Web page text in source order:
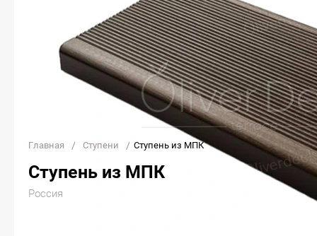
Главная / Ступени / Ступень из МПК
Ступень из МПК
Россия